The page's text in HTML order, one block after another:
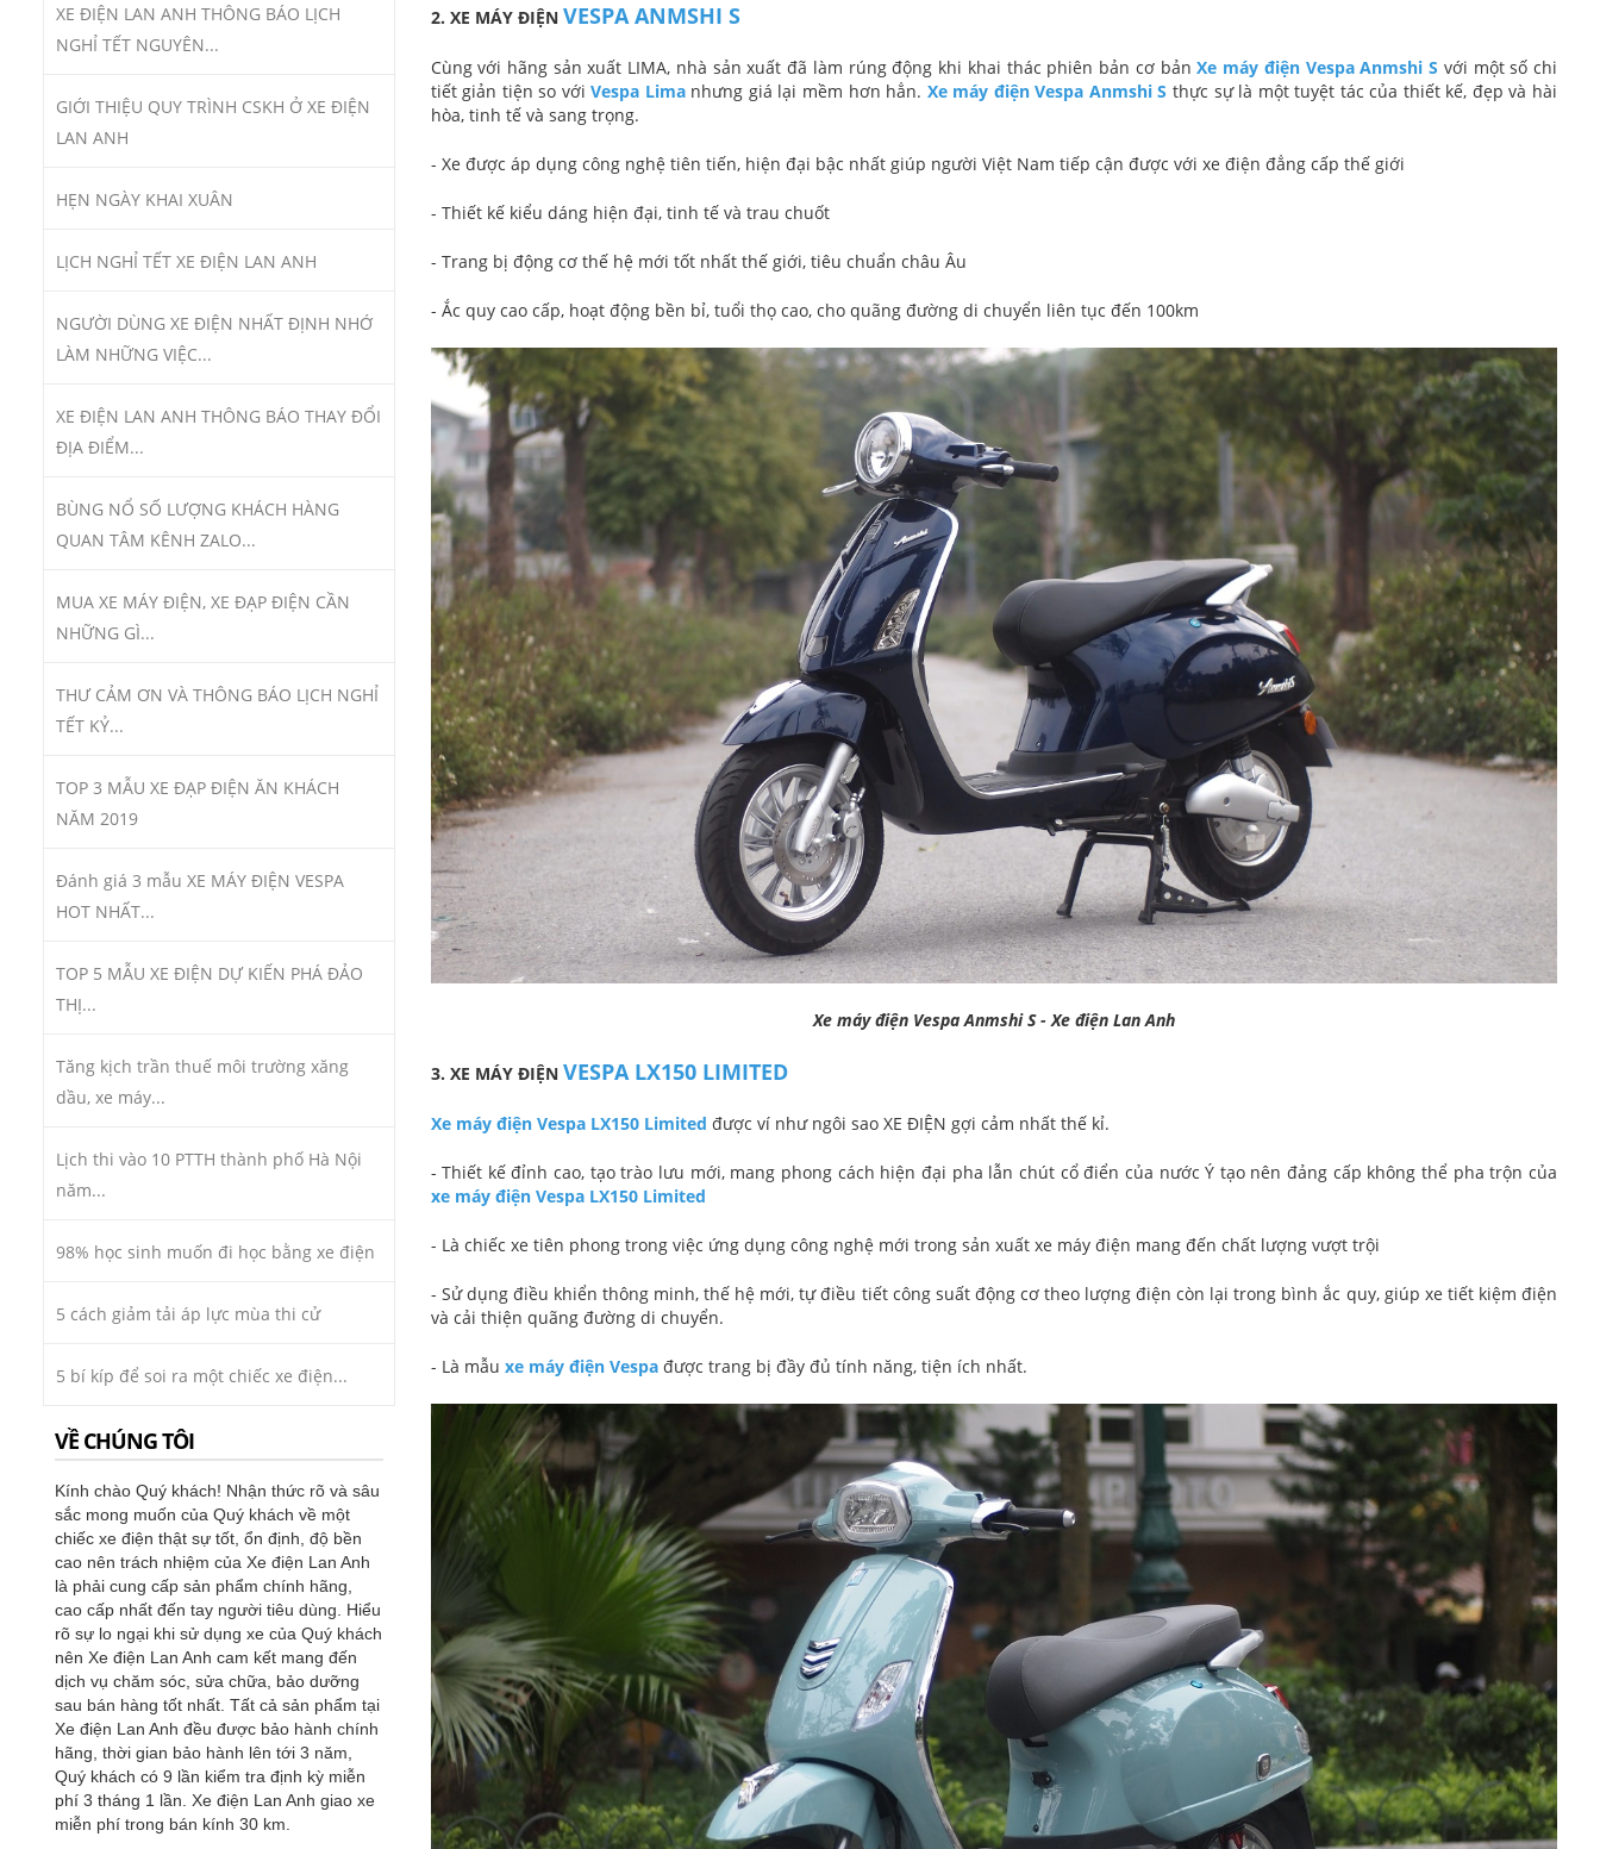
XE ĐIỆN LAN ANH THÔNG BÁO LỊCH
NGHỈ TẾT NGUYÊN...
GIỚI THIỆU QUY TRÌNH CSKH Ở XE ĐIỆN
LAN ANH
HẸN NGÀY KHAI XUÂN
LỊCH NGHỈ TẾT XE ĐIỆN LAN ANH
NGƯỜI DÙNG XE ĐIỆN NHẤT ĐỊNH NHỚ
LÀM NHỮNG VIỆC...
XE ĐIỆN LAN ANH THÔNG BÁO THAY ĐỔI
ĐỊA ĐIỂM...
BÙNG NỔ SỐ LƯỢNG KHÁCH HÀNG
QUAN TÂM KÊNH ZALO...
MUA XE MÁY ĐIỆN, XE ĐẠP ĐIỆN CẦN
NHỮNG GÌ...
THƯ CẢM ƠN VÀ THÔNG BÁO LỊCH NGHỈ
TẾT KỶ...
TOP 3 MẪU XE ĐẠP ĐIỆN ĂN KHÁCH
NĂM 2019
Đánh giá 3 mẫu XE MÁY ĐIỆN VESPA
HOT NHẤT...
TOP 5 MẪU XE ĐIỆN DỰ KIẾN PHÁ ĐẢO
THỊ...
Tăng kịch trần thuế môi trường xăng
dầu, xe máy...
Lịch thi vào 10 PTTH thành phố Hà Nội
năm...
98% học sinh muốn đi học bằng xe điện
5 cách giảm tải áp lực mùa thi cử
5 bí kíp để soi ra một chiếc xe điện...
VỀ CHÚNG TÔI
Kính chào Quý khách! Nhận thức rõ và sâu
sắc mong muốn của Quý khách về một
chiếc xe điện thật sự tốt, ổn định, độ bền
cao nên trách nhiệm của Xe điện Lan Anh
là phải cung cấp sản phẩm chính hãng,
cao cấp nhất đến tay người tiêu dùng. Hiểu
rõ sự lo ngại khi sử dụng xe của Quý khách
nên Xe điện Lan Anh cam kết mang đến
dịch vụ chăm sóc, sửa chữa, bảo dưỡng
sau bán hàng tốt nhất. Tất cả sản phẩm tại
Xe điện Lan Anh đều được bảo hành chính
hãng, thời gian bảo hành lên tới 3 năm,
Quý khách có 9 lần kiểm tra định kỳ miễn
phí 3 tháng 1 lần. Xe điện Lan Anh giao xe
miễn phí trong bán kính 30 km.
2. XE MÁY ĐIỆN VESPA ANMSHI S
Cùng với hãng sản xuất LIMA, nhà sản xuất đã làm rúng động khi khai thác phiên bản cơ bản Xe máy điện Vespa Anmshi S với một số chi
tiết giản tiện so vớiVespa Limanhưng giá lại mềm hơn hẳn. Xe máy điện Vespa Anmshi S thực sự là một tuyệt tác của thiết kế, đẹp và hài
hòa, tinh tế và sang trọng.
- Xe được áp dụng công nghệ tiên tiến, hiện đại bậc nhất giúp người Việt Nam tiếp cận được với xe điện đẳng cấp thế giới
- Thiết kế kiểu dáng hiện đại, tinh tế và trau chuốt
- Trang bị động cơ thế hệ mới tốt nhất thế giới, tiêu chuẩn châu Âu
- Ắc quy cao cấp, hoạt động bền bỉ, tuổi thọ cao, cho quãng đường di chuyển liên tục đến 100km
Xe máy điện Vespa Anmshi S - Xe điện Lan Anh
3. XE MÁY ĐIỆN VESPA LX150 LIMITED
Xe máy điện Vespa LX150 Limited được ví như ngôi sao XE ĐIỆN gợi cảm nhất thế kỉ.
- Thiết kế đỉnh cao, tạo trào lưu mới, mang phong cách hiện đại pha lẫn chút cổ điển của nước Ý tạo nên đảng cấp không thể pha trộn của
xe máy điện Vespa LX150 Limited
- Là chiếc xe tiên phong trong việc ứng dụng công nghệ mới trong sản xuất xe máy điện mang đến chất lượng vượt trội
- Sử dụng điều khiển thông minh, thế hệ mới, tự điều tiết công suất động cơ theo lượng điện còn lại trong bình ắc quy, giúp xe tiết kiệm điện
và cải thiện quãng đường di chuyển.
- Là mẫu xe máy điện Vespađược trang bị đầy đủ tính năng, tiện ích nhất.